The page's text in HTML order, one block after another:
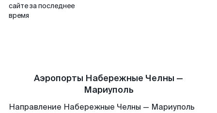
сайте за последнее
время
Аэропорты Набережные Челны —
Мариуполь
Направление Набережные Челны — Мариуполь